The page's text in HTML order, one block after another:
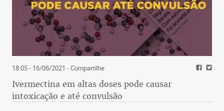
18:05 - 16/06/2021 - Compartilhe
Ivermectina em altas doses pode causar
intoxicação e até convulsão